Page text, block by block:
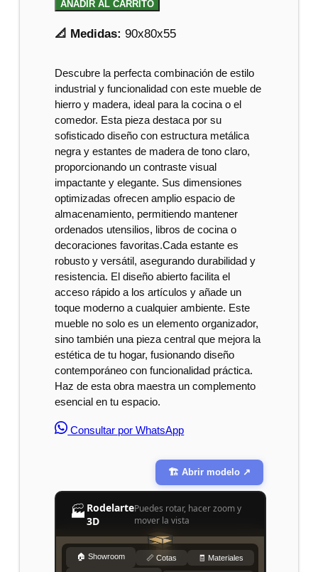
AÑADIR AL CARRITO
📐 Medidas: 90x80x55
Descubre la perfecta combinación de estilo
industrial y funcionalidad con este mueble de
hierro y madera, ideal para la cocina o el
comedor. Esta pieza destaca por su
sofisticado diseño con estructura metálica
negra y estantes de madera de tono claro,
proporcionando un contraste visual
impactante y elegante. Sus dimensiones
optimizadas ofrecen amplio espacio de
almacenamiento, permitiendo mantener
ordenados utensilios, libros de cocina o
decoraciones favoritas.Cada estante es
robusto y versátil, asegurando durabilidad y
resistencia. El diseño abierto facilita el
acceso rápido a los artículos y añade un
toque moderno a cualquier ambiente. Este
mueble no solo es un elemento organizador,
sino también una pieza central que mejora la
estética de tu hogar, fusionando diseño
contemporáneo con funcionalidad práctica.
Haz de esta obra maestra un complemento
esencial en tu espacio.
Consultar por WhatsApp
🏗️ Abrir modelo ↗